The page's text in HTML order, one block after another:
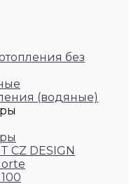
без
(водяные)
CZ DESIGN